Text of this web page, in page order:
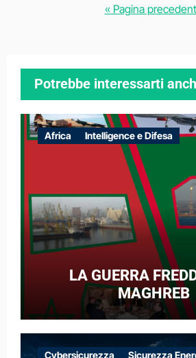
« Pagina
Potrebbe interessarti
Africa Intelligence e Difesa
LA GUERRA
MAGHREB
Cybersicurezza Sicurezza